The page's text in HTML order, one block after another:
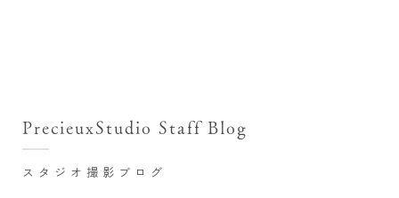
七五三お参り用着物レンタル
お宮参り写真撮影
スタジオ撮影ブログ
PrecieuxStudio Staff Blog